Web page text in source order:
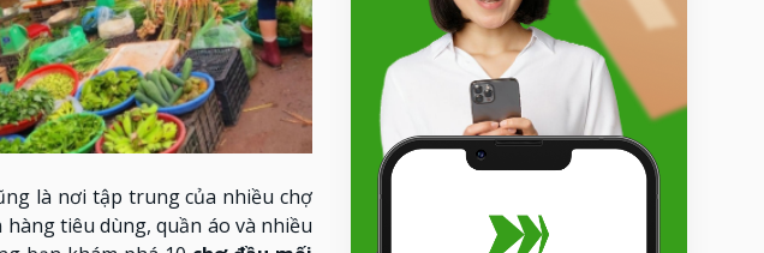
là nơi tập trung của nhiều chợ
tiêu dùng, quần áo và nhiều